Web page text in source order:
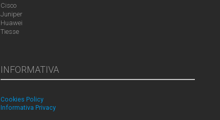
Cisco
Juniper
Huawei
Tiesse
INFORMATIVA
Cookies Policy
Informativa Privacy